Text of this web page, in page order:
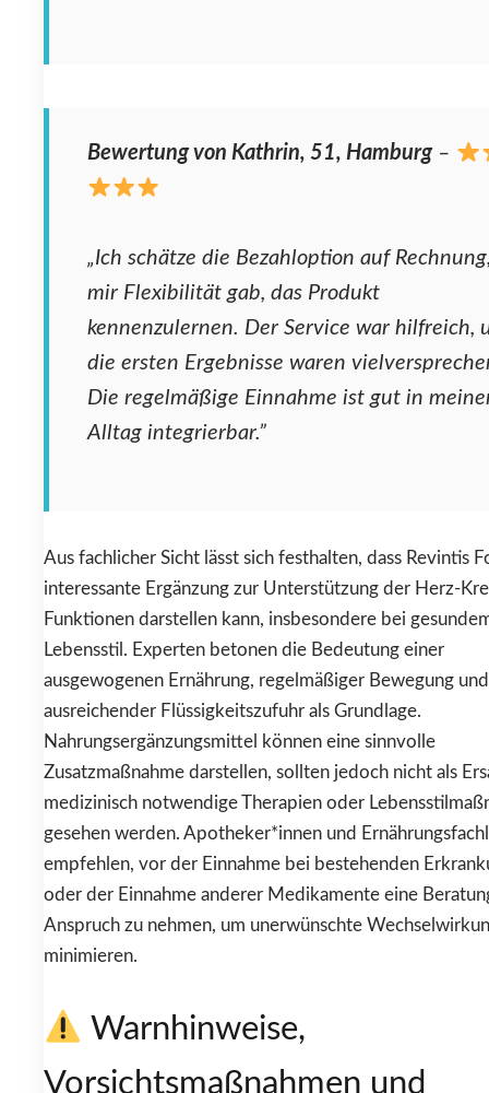
Bewertung von Kathrin, 51, Hamburg–
„Ich schätze die Bezahloption auf
mir Flexibilität gab, das Produkt
kennenzulernen. Der Service war hilfreich,
die ersten Ergebnisse waren
Die regelmäßige Einnahme ist gut in
Alltag integrierbar.”
Aus fachlicher Sicht lässt sich festhalten, dass Revintis
interessante Ergänzung zur Unterstützung der Herz-
Funktionen darstellen kann, insbesondere bei
Lebensstil. Experten betonen die Bedeutung einer
ausgewogenen Ernährung, regelmäßiger Bewegung und
ausreichender Flüssigkeitszufuhr als Grundlage.
Nahrungsergänzungsmittel können eine sinnvolle
Zusatzmaßnahme darstellen, sollten jedoch nicht als
medizinisch notwendige Therapien oder
gesehen werden. Apotheker*innen und
empfehlen, vor der Einnahme bei bestehenden
oder der Einnahme anderer Medikamente eine
Anspruch zu nehmen, um unerwünschte
minimieren.
Warnhinweise,
Vorsichtsmaßnahmen und